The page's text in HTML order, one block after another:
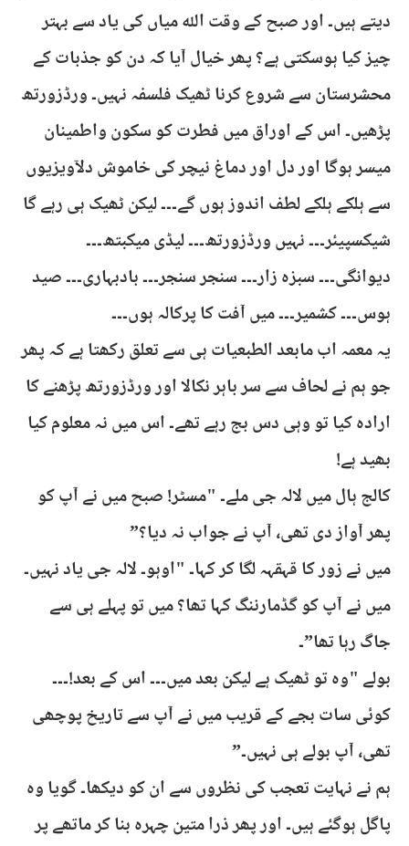
دیتے ہیں۔ اور صبح کے وقت الله میاں کی یاد سے بہتر
چیز کیا ہوسکتی ہے؟ پھر خیال آیا کہ دن کو جذبات کے
محشرستان سے شروع کرنا ٹھیک فلسفہ نہیں۔ ورڈزورتھ
پڑھیں۔ اس کے اوراق میں فطرت کو سکون واطمینان
میسر ہوگا اور دل اور دماغ نیچر کی خاموش دلآویزیوں
سے ہلکے ہلکے لطف اندوز ہوں گے۔۔۔ لیکن ٹھیک ہی رہے گا
شیکسپیئر۔۔۔ نہیں ورڈزورتھ۔۔۔ لیڈی میکبتھ۔۔۔
دیوانگی۔۔۔ سبزہ زار۔۔۔ سنجر سنجر۔۔۔ بادبہاری۔۔۔ صید
ہوس۔۔۔ کشمیر۔۔۔ میں آفت کا پرکالہ ہوں۔۔۔
یہ معمہ اب مابعد الطبعیات ہی سے تعلق رکھتا ہے کہ پھر
جو ہم نے لحاف سے سر باہر نکالا اور ورڈزورتھ پڑھنے کا
ارادہ کیا تو وہی دس بج رہے تھے۔ اس میں نہ معلوم کیا
بھید ہے!
کالج ہال میں لالہ جی ملے۔ "مسٹر! صبح میں نے آپ کو
پھر آواز دی تھی، آپ نے جواب نہ دیا؟”
میں نے زور کا قہقہہ لگا کر کہا۔ "اوہو۔ لالہ جی یاد نہیں۔
میں نے آپ کو گڈمارننگ کہا تھا؟ میں تو پہلے ہی سے
جاگ رہا تھا”۔
بولے "وہ تو ٹھیک ہے لیکن بعد میں۔۔۔ اس کے بعد!۔۔۔
کوئی سات بجے کے قریب میں نے آپ سے تاریخ پوچھی
تھی، آپ بولے ہی نہیں۔”
ہم نے نہایت تعجب کی نظروں سے ان کو دیکھا۔ گویا وہ
پاگل ہوگئے ہیں۔ اور پھر ذرا متین چہرہ بنا کر ماتھے پر